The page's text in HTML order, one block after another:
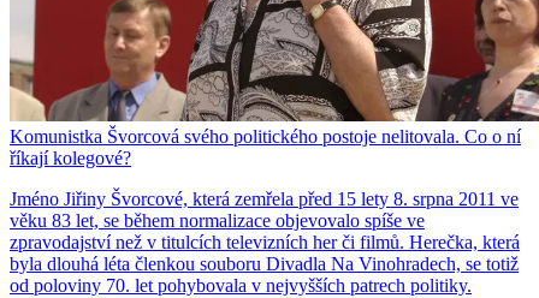
Komunistka Švorcová svého politického postoje nelitovala. Co o ní
říkají kolegové?
Jméno Jiřiny Švorcové, která zemřela před 15 lety 8. srpna 2011 ve
věku 83 let, se během normalizace objevovalo spíše ve
zpravodajství než v titulcích televizních her či filmů. Herečka, která
byla dlouhá léta členkou souboru Divadla Na Vinohradech, se totiž
od poloviny 70. let pohybovala v nejvyšších patrech politiky.